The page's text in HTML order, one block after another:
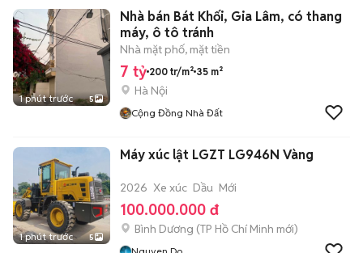
1 phút trước 5
Nhà bán Bát Khối, Gia Lâm, có thang
máy, ô tô tránh
Nhà mặt phố, mặt tiền
7 tỷ 200 tr/m² 35 m²
Hà Nội
Cộng Đồng Nhà Đất
1 phút trước 5
Máy xúc lật LGZT LG946N Vàng
2026 Xe xúc Dầu Mới
100.000.000 đ
Bình Dương (TP Hồ Chí Minh mới)